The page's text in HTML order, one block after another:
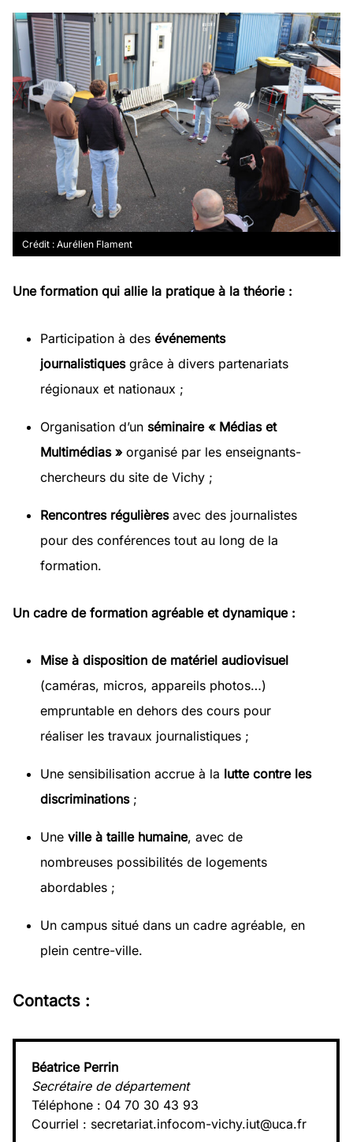
Crédit : Aurélien Flament
Une formation qui allie la pratique à la théorie :
Participation à des événements
journalistiquesgrâce à divers partenariats
régionaux et nationaux ;
Organisation d’un séminaire « Médias et
Multimédias »organisé par les enseignants-
chercheurs du site de Vichy ;
Rencontres régulièresavec des journalistes
pour des conférences tout au long de la
formation.
Un cadre de formation agréable et dynamique :
Mise à disposition de matériel audiovisuel
(caméras, micros, appareils photos…)
empruntable en dehors des cours pour
réaliser les travaux journalistiques ;
Une sensibilisation accrue à la lutte contre les
discriminations;
Une ville à taille humaine, avec de
nombreuses possibilités de logements
abordables ;
Un campus situé dans un cadre agréable, en
plein centre-ville.
Contacts :
Béatrice Perrin
Secrétaire de département
Téléphone : 04 70 30 43 93
Courriel : secretariat.infocom-vichy.iut@uca.fr